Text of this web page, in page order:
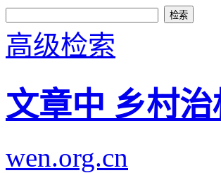
高级检索
文章中 乡村
wen.org.cn